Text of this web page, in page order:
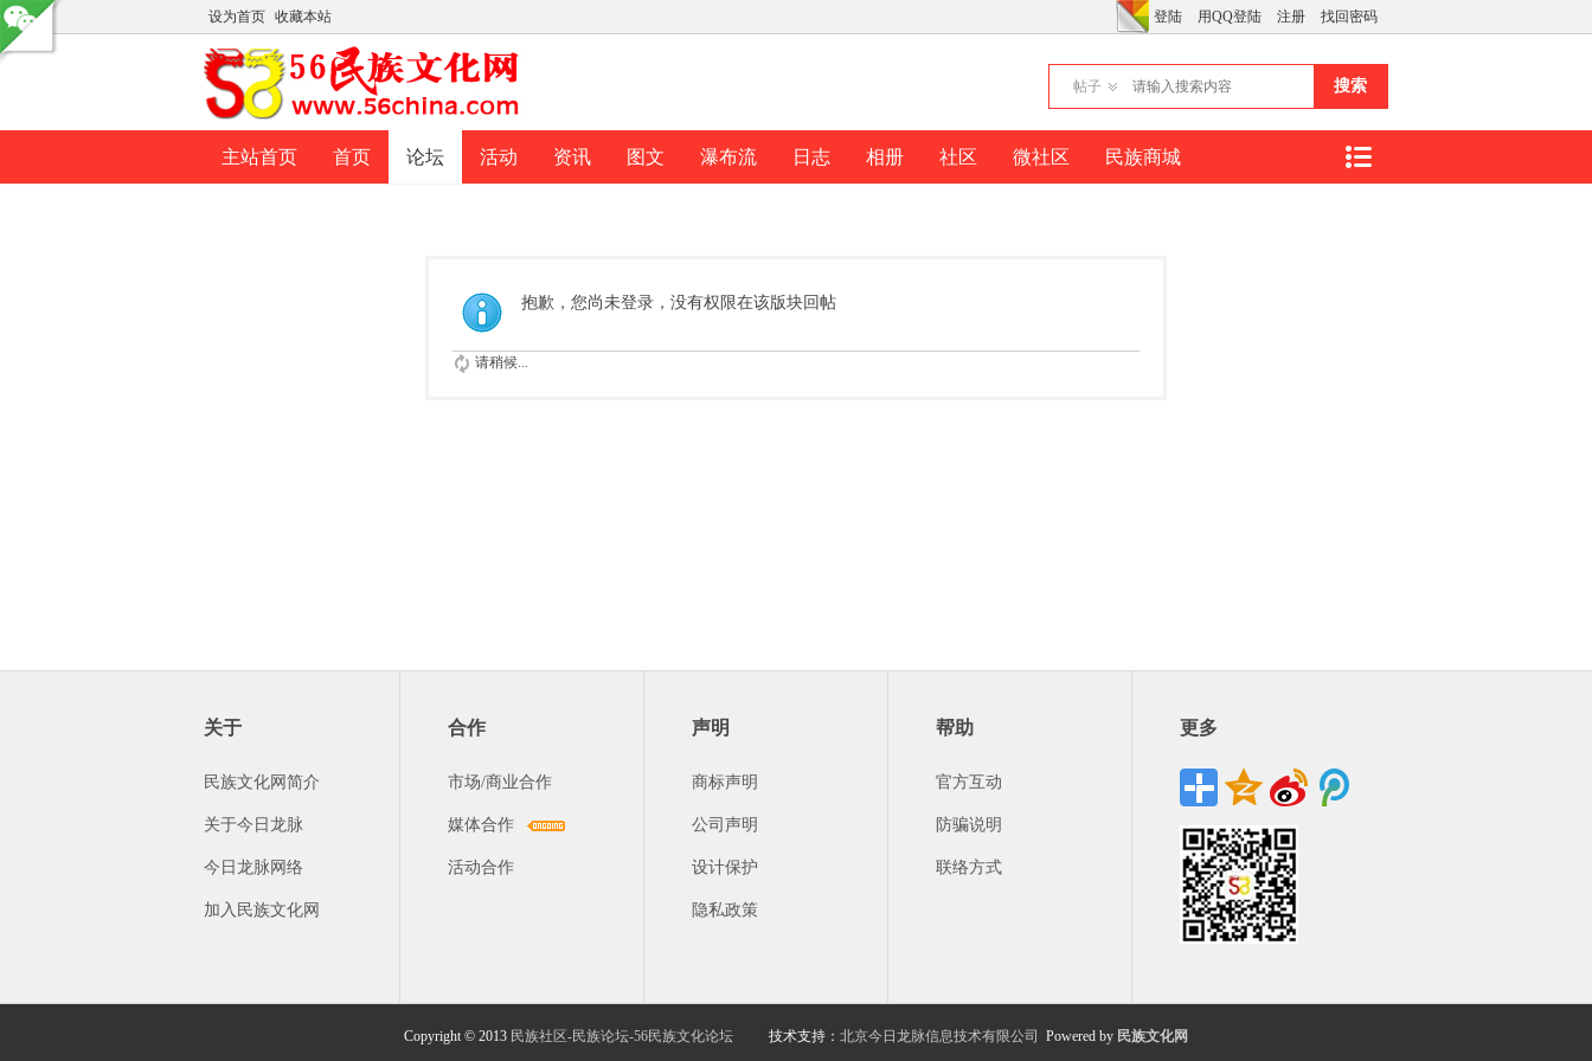
设为首页 收藏本站 登陆 用QQ登陆 注册 找回密码
帖子 搜索
主站首页 首页 论坛 活动 资讯 图文 瀑布流 日志 相册 社区 微社区 民族商城
抱歉，您尚未登录，没有权限在该版块回帖
请稍候...
关于
民族文化网简介
关于今日龙脉
今日龙脉网络
加入民族文化网
合作
市场/商业合作
媒体合作
活动合作
声明
商标声明
公司声明
设计保护
隐私政策
帮助
官方互动
防骗说明
联络方式
更多
Copyright © 2013 民族社区-民族论坛-56民族文化论坛 技术支持： 北京今日龙脉信息技术有限公司 Powered by 民族文化网